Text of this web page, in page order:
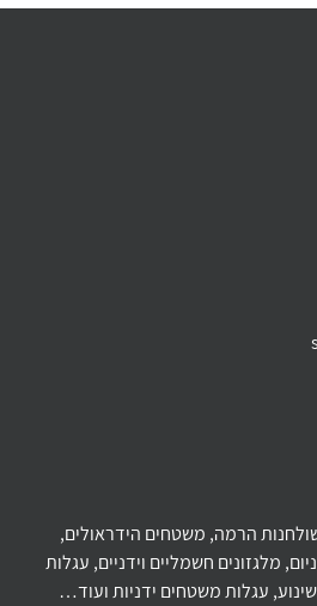
הרמה, משטחים הידראולים,
מלגזונים חשמליים וידניים, עגלות
עגלות משטחים ידניות ועוד…